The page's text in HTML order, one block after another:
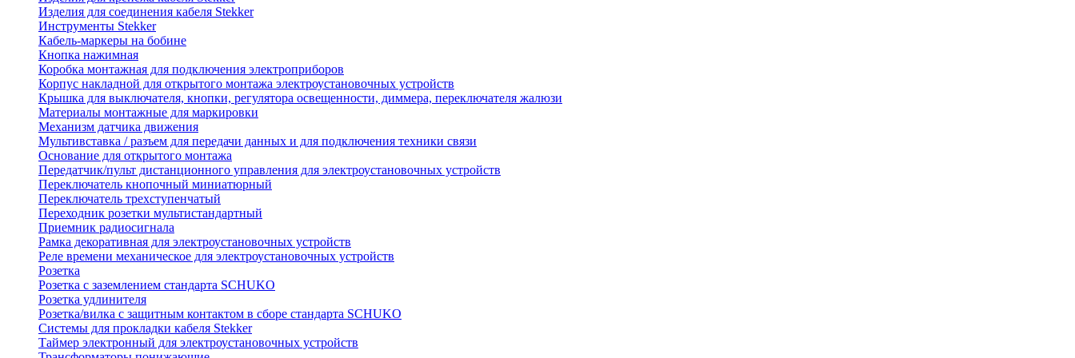
Изделия для соединения кабеля Stekker
Инструменты Stekker
Кабель-маркеры на бобине
Кнопка нажимная
Коробка монтажная для подключения электроприборов
Корпус накладной для открытого монтажа электроустановочных устройств
Крышка для выключателя, кнопки, регулятора освещенности, диммера, переключателя жалюзи
Материалы монтажные для маркировки
Механизм датчика движения
Мультивставка / разъем для передачи данных и для подключения техники связи
Основание для открытого монтажа
Передатчик/пульт дистанционного управления для электроустановочных устройств
Переключатель кнопочный миниатюрный
Переключатель трехступенчатый
Переходник розетки мультистандартный
Приемник радиосигнала
Рамка декоративная для электроустановочных устройств
Реле времени механическое для электроустановочных устройств
Розетка
Розетка с заземлением стандарта SCHUKO
Розетка удлинителя
Розетка/вилка с защитным контактом в сборе стандарта SCHUKO
Системы для прокладки кабеля Stekker
Таймер электронный для электроустановочных устройств